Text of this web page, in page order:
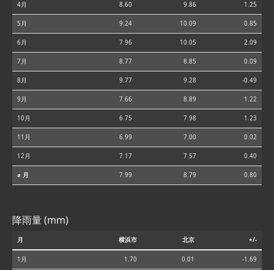
4月 8.60 9.86 1.25
5月 9.24 10.09 0.85
6月 7.96 10.05 2.09
7月 8.77 8.85 0.09
8月 9.77 9.28 -0.49
9月 7.66 8.89 1.22
10月 6.75 7.98 1.23
11月 6.99 7.00 0.02
12月 7.17 7.57 0.40
⌀ 月 7.99 8.79 0.80
降雨量 (mm)
月 横浜市 北京 +/-
1月 1.70 0.01 -1.69